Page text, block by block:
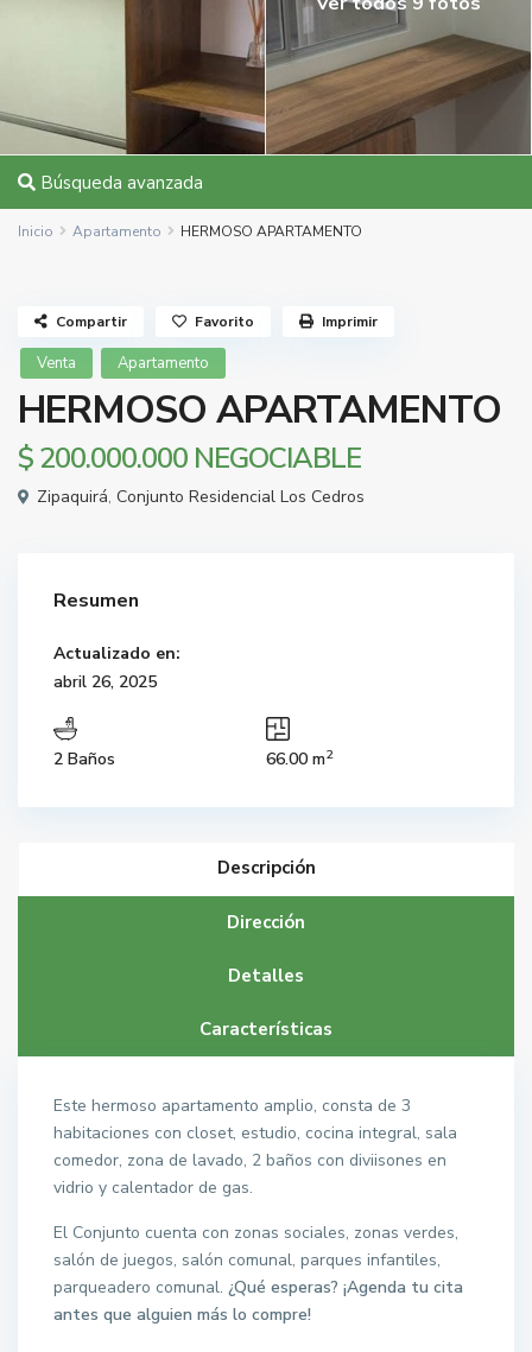
Búsqueda avanzada
Inicio Apartamento HERMOSO APARTAMENTO
Venta Apartamento
HERMOSO APARTAMENTO
$ 200.000.000 NEGOCIABLE
Zipaquirá, Conjunto Residencial Los Cedros
Compartir Favorito Imprimir
Resumen
Actualizado en:
abril 26, 2025
2 Baños 66.00 m2
Descripción
Dirección
Detalles
Características
Este hermoso apartamento amplio, consta de 3
habitaciones con closet, estudio, cocina integral, sala
comedor, zona de lavado, 2 baños con diviisones en
vidrio y calentador de gas.
El Conjunto cuenta con zonas sociales, zonas verdes,
salón de juegos, salón comunal, parques infantiles,
parqueadero comunal. ¿Qué esperas? ¡Agenda tu cita
antes que alguien más lo compre!